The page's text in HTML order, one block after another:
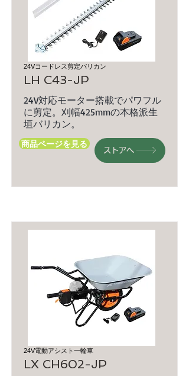
24Vコードレス剪定バリカン
LH C43-JP
24V対応モーター搭載でパワフル
に剪定。刈幅425mmの本格派生
垣バリカン。
商品ページを見る
ストアへ
24V電動アシスト一輪車
LX CH602-JP